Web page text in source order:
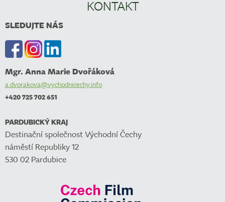
KONTAKT
SLEDUJTE NÁS
Mgr. Anna Marie Dvořáková
a.dvorakova@vychodnicechy.info
+420 725 702 651
PARDUBICKÝ KRAJ
Destinační společnost Východní Čechy
náměstí Republiky 12
530 02 Pardubice